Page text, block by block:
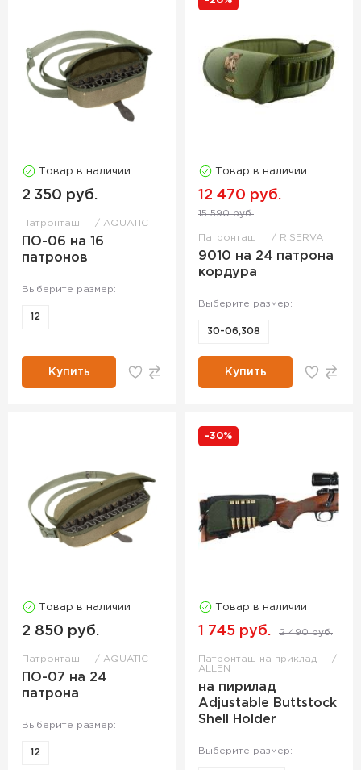
Товар в наличии
2 350 руб.
Патронташ AQUATIC
ПО-06 на 16
патронов
Выберите размер:
12
Купить
Товар в наличии
12 470 руб.
15 590 руб.
Патронташ RISERVA
9010 на 24 патрона
кордура
Выберите размер:
30-06,308
Купить
Товар в наличии
2 850 руб.
Патронташ AQUATIC
ПО-07 на 24
патрона
Выберите размер:
12
-30%
Товар в наличии
1 745 руб. 2 490 руб.
Патронташ на приклад
ALLEN
на пирилад
Adjustable Buttstock
Shell Holder
Выберите размер: